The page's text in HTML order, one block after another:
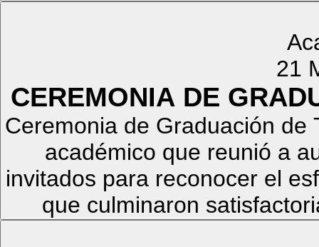
21
CEREMONIA DE
Ceremonia de Graduación
académico que reunió a
invitados para reconocer el
que culminaron